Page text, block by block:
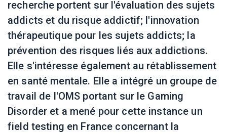
recherche portent sur l'évaluation des sujets
addicts et du risque addictif; l'innovation
thérapeutique pour les sujets addicts; la
prévention des risques liés aux addictions.
Elle s'intéresse également au rétablissement
en santé mentale. Elle a intégré un groupe de
travail de l'OMS portant sur le Gaming
Disorder et a mené pour cette instance un
field testing en France concernant la